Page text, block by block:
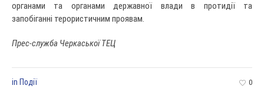
органами та органами державної влади в протидії та
запобіганні терористичним проявам.
Прес-служба Черкаської ТЕЦ
0
in Події